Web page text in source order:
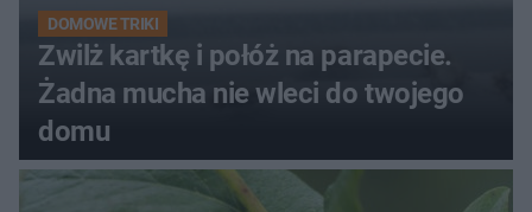
DOMOWE TRIKI
Zwilż kartkę i połóż na parapecie.
Żadna mucha nie wleci do twojego
domu